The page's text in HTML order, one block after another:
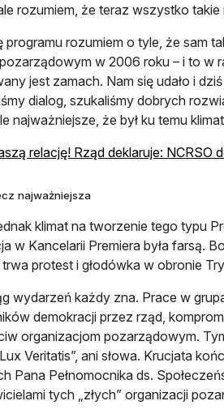
rozumiem, że teraz wszystko takie
programu rozumiem o tyle, że sam
w 2006 roku – i to w
jest zamach. Nam się udało i
dialog, szukaliśmy dobrych
najważniejsze, że był ku temu
relację! Rząd deklaruje:
najważniejsza
klimat na tworzenie tego typu
w Kancelarii Premiera była farsą.
protest i głodówka w obronie
wydarzeń każdy zna. Prace w
demokracji przez rząd,
organizacjom pozarządowym.
Veritatis”, ani słowa. Krucjata
Pana Pełnomocnika ds.
tych „złych” organizacji